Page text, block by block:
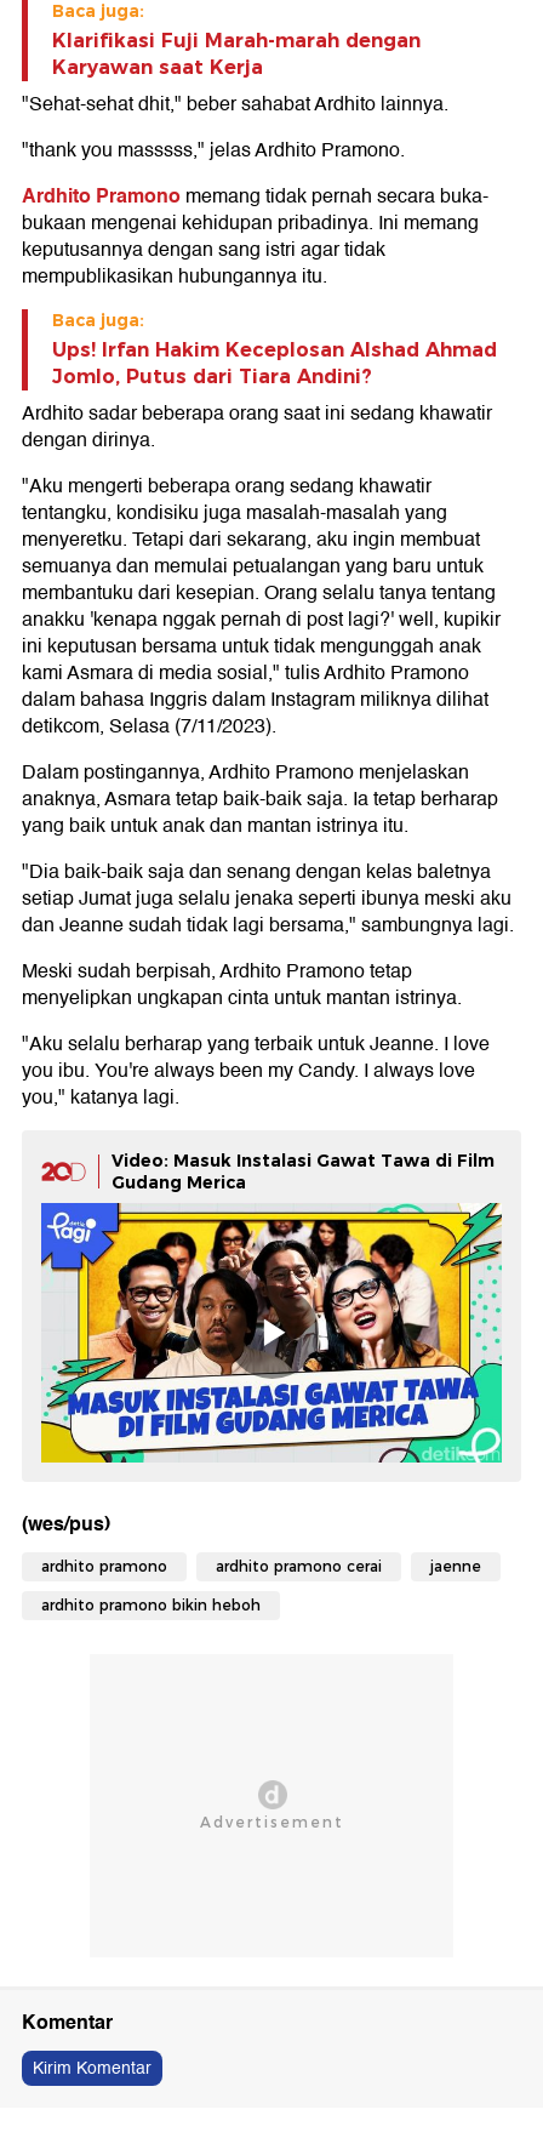
Baca juga:
Klarifikasi Fuji Marah-marah dengan
Karyawan saat Kerja
"Sehat-sehat dhit," beber sahabat Ardhito lainnya.
"thank you masssss," jelas Ardhito Pramono.
Ardhito Pramonomemang tidak pernah secara buka-
bukaan mengenai kehidupan pribadinya. Ini memang
keputusannya dengan sang istri agar tidak
mempublikasikan hubungannya itu.
Baca juga:
Ups! Irfan Hakim Keceplosan Alshad Ahmad
Jomlo, Putus dari Tiara Andini?
Ardhito sadar beberapa orang saat ini sedang khawatir
dengan dirinya.
"Aku mengerti beberapa orang sedang khawatir
tentangku, kondisiku juga masalah-masalah yang
menyeretku. Tetapi dari sekarang, aku ingin membuat
semuanya dan memulai petualangan yang baru untuk
membantuku dari kesepian. Orang selalu tanya tentang
anakku 'kenapa nggak pernah di post lagi?' well, kupikir
ini keputusan bersama untuk tidak mengunggah anak
kami Asmara di media sosial," tulis Ardhito Pramono
dalam bahasa Inggris dalam Instagram miliknya dilihat
detikcom, Selasa (7/11/2023).
Dalam postingannya, Ardhito Pramono menjelaskan
anaknya, Asmara tetap baik-baik saja. Ia tetap berharap
yang baik untuk anak dan mantan istrinya itu.
"Dia baik-baik saja dan senang dengan kelas baletnya
setiap Jumat juga selalu jenaka seperti ibunya meski aku
dan Jeanne sudah tidak lagi bersama," sambungnya lagi.
Meski sudah berpisah, Ardhito Pramono tetap
menyelipkan ungkapan cinta untuk mantan istrinya.
"Aku selalu berharap yang terbaik untuk Jeanne. I love
you ibu. You're always been my Candy. I always love
you," katanya lagi.
Video: Masuk Instalasi Gawat Tawa di Film
Gudang Merica
(wes/pus)
ardhito pramono ardhito pramono cerai jaenne
ardhito pramono bikin heboh
Komentar
Kirim Komentar